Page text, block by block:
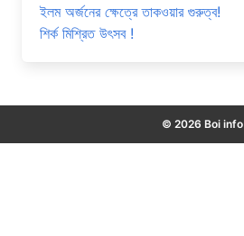
ইলম অর্জনের ক্ষেত্রে তাকওয়ার গুরুত্ব!
শির্ক মিশ্রিত উৎসব !
© 2026 Boi info